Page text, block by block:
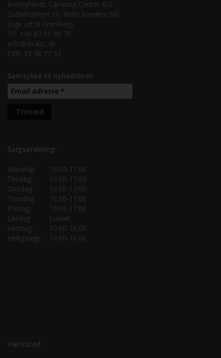
Kronjyllands Camping Center A/S
Suderholmen 10, 8960 Randers SØ
(Lige ud til Grenåvej)
Tlf. +45 87 10 98 70
Info@as-kcc.dk
CVR: 33 38 77 33
Samtykke til nyhedsbrev
Salgsafdeling:
Mandag:
10.00-17.00
Tirsdag:
10.00-17.00
Onsdag:
10.00-17.00
Torsdag:
10.00-17.00
Fredag:
10.00-17.00
Lørdag:
Lukket
Søndag:
10.00-16.00
Helligdage:
10.00-16.00
Værksted: